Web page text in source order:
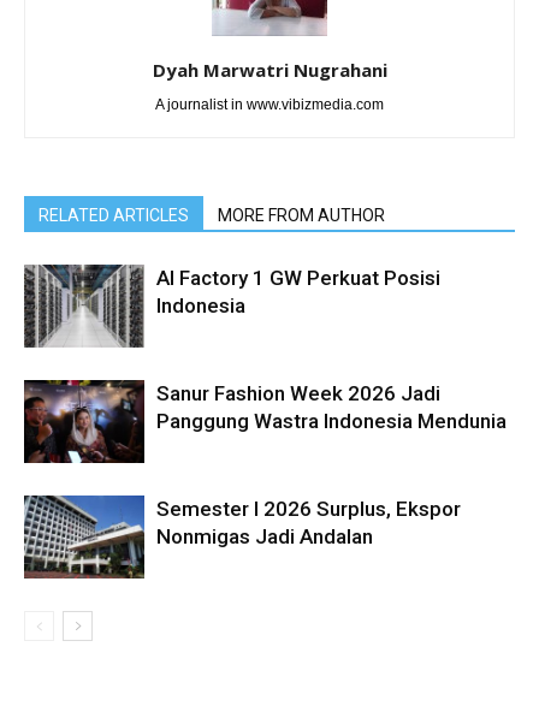
Dyah Marwatri Nugrahani
A journalist in www.vibizmedia.com
RELATED ARTICLES MORE FROM AUTHOR
AI Factory 1 GW Perkuat Posisi
Indonesia
Sanur Fashion Week 2026 Jadi
Panggung Wastra Indonesia Mendunia
Semester I 2026 Surplus, Ekspor
Nonmigas Jadi Andalan